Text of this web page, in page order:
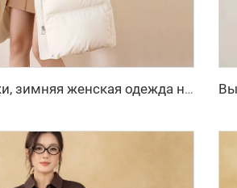
Лучшие продажи, зимняя женская одежда на заказ, женские куртки, пуховики, длинная пузырчатая пуховая куртка для женщин